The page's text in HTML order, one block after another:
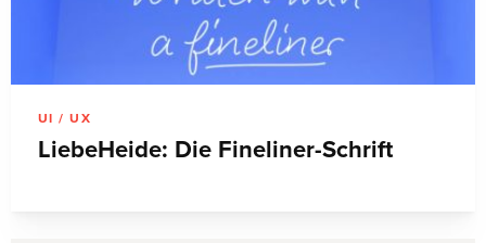
UI / UX
LiebeHeide: Die Fineliner-Schrift